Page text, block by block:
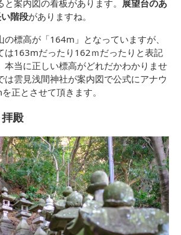
案内図の看板があります。 展望台のあ
階段がありますね。
標高が「164m」となっていますが、
は163mだったり162ｍだったりと表記
本当に正しい標高がどれだかわかりませ
は雲見浅間神社が案内図で公式にアナウ
正とさせて頂きます。
殿